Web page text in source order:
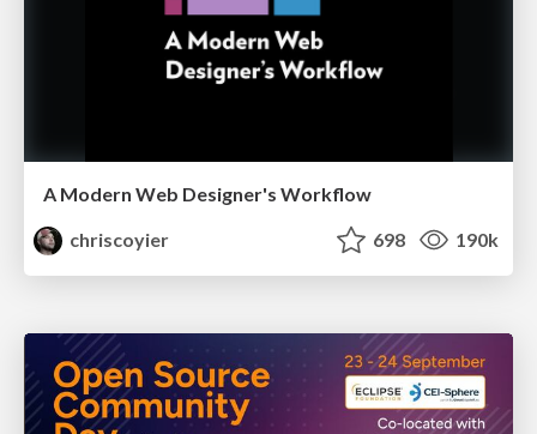
A Modern Web Designer's Workflow
chriscoyier
698 190k